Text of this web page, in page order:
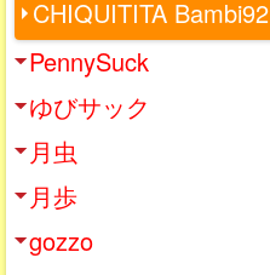
CHIQUITITA Bambi92
PennySuck
ゆびサック
月虫
月歩
gozzo